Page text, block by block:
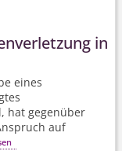
in
eines
hat gegenüber
auf